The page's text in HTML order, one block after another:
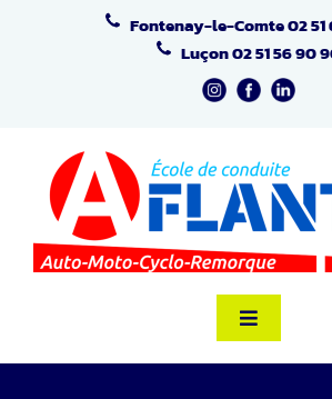
Fontenay-le-Comte02 51
Luçon02 51 56 90
Toggle